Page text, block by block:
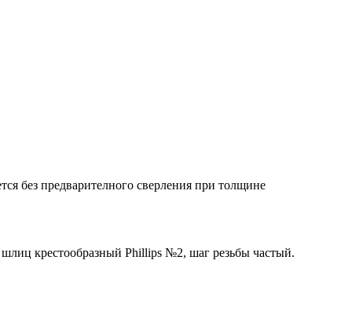
без предварителного сверления при толщине
шлиц крестообразный Phillips №2, шаг резьбы частый.